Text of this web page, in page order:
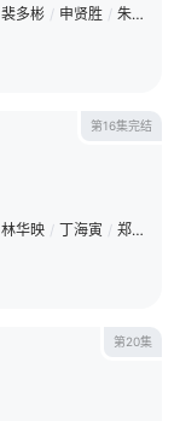
裴多彬 / 申贤胜 / 朱镇模
第16集完结
林华映 / 丁海寅 / 郑雄仁
第20集